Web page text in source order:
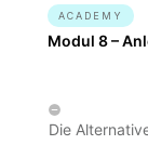
ACADEMY
Modul 8 –
Die